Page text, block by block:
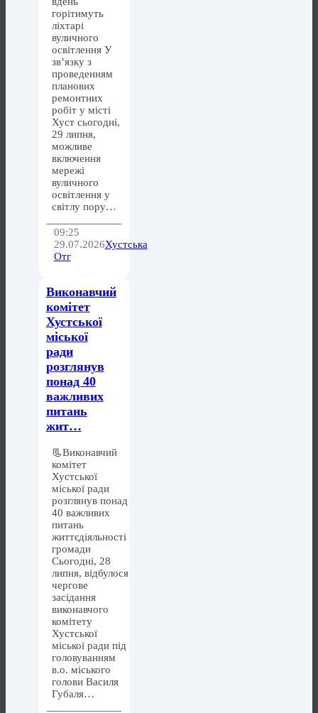
горітимуть
ліхтарі
вуличного
освітлення У
зв’язку з
проведенням
планових
ремонтних
робіт у місті
Хуст сьогодні,
29 липня,
можливе
включення
мережі
вуличного
освітлення у
світлу пору…
09:25
29.07.2026Хустська
Отг
Виконавчий
комітет
Хустської
міської
ради
розглянув
понад 40
важливих
питань
жит…
📃Виконавчий
комітет
Хустської
міської ради
розглянув понад
40 важливих
питань
життєдіяльності
громади
Сьогодні, 28
липня, відбулося
чергове
засідання
виконавчого
комітету
Хустської
міської ради під
головуванням
в.о. міського
голови Василя
Губаля…